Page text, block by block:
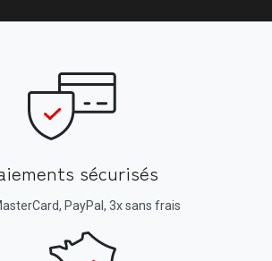
sécurisés
PayPal, 3x sans frais